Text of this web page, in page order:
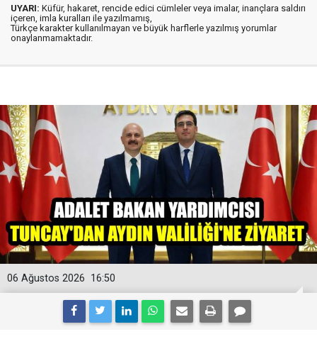
UYARI: Küfür, hakaret, rencide edici cümleler veya imalar, inançlara saldırı
içeren, imla kuralları ile yazılmamış,
Türkçe karakter kullanılmayan ve büyük harflerle yazılmış yorumlar
onaylanmamaktadır.
16:50
06 Ağustos 2026